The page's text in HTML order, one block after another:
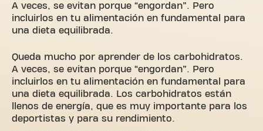
A veces, se evitan porque “engordan”. Pero
incluirlos en tu alimentación en fundamental para
una dieta equilibrada.
Queda mucho por aprender de los carbohidratos.
A veces, se evitan porque “engordan”. Pero
incluirlos en tu alimentación en fundamental para
una dieta equilibrada. Los carbohidratos están
llenos de energía, que es muy importante para los
deportistas y para su rendimiento.